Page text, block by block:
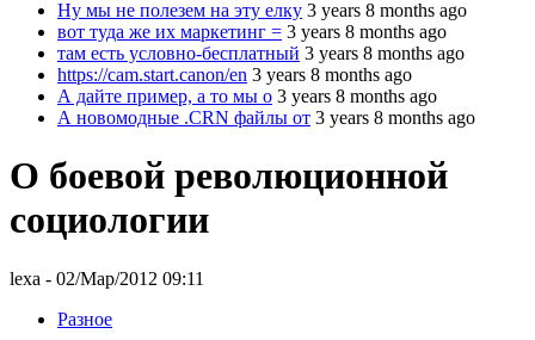
Ну мы не полезем на эту елку 3 years 8 months ago
вот туда же их маркетинг = 3 years 8 months ago
там есть условно-бесплатный 3 years 8 months ago
https://cam.start.canon/en 3 years 8 months ago
А дайте пример, а то мы о 3 years 8 months ago
А новомодные .CRN файлы от 3 years 8 months ago
О боевой революционной
социологии
lexa - 02/Мар/2012 09:11
Разное